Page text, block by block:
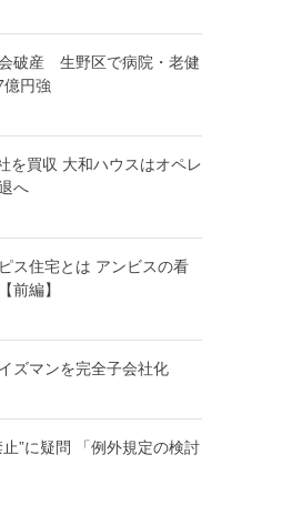
破産 生野区で病院・老健
円強
を買収 大和ハウスはオペレ
へ
ス住宅とは アンビスの看
前編】
ズマンを完全子会社化
”に疑問 「例外規定の検討